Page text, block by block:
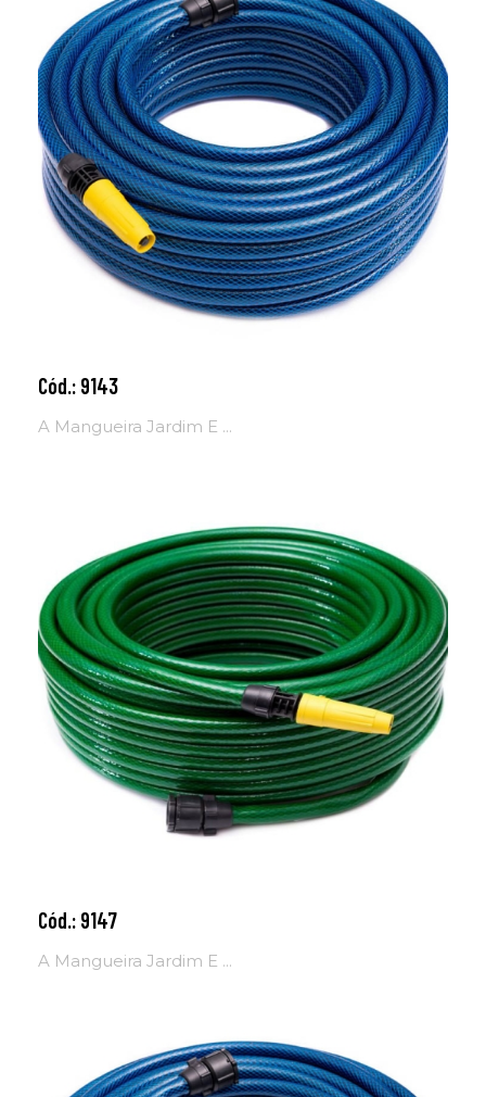
Cód.: 9143
A Mangueira Jardim E ...
Adicionar ao carrinho
Cód.: 9147
A Mangueira Jardim E ...
Adicionar ao carrinho